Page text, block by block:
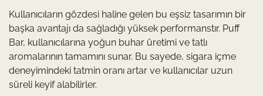
Kullanıcıların gözdesi haline gelen bu eşsiz tasarımın bir
başka avantajı da sağladığı yüksek performanstır. Puff
Bar, kullanıcılarına yoğun buhar üretimi ve tatlı
aromalarının tamamını sunar. Bu sayede, sigara içme
deneyimindeki tatmin oranı artar ve kullanıcılar uzun
süreli keyif alabilirler.